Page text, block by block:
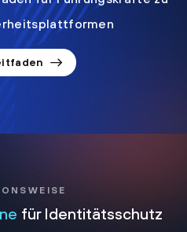
für Identitätsschutz